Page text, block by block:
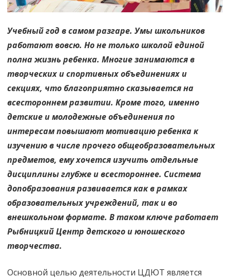
Учебный год в самом разгаре. Умы школьников
работают вовсю. Но не только школой единой
полна жизнь ребенка. Многие занимаются в
творческих и спортивных объединениях и
секциях, что благоприятно сказывается на
всестороннем развитии. Кроме того, именно
детские и молодежные объединения по
интересам повышают мотивацию ребенка к
изучению в числе прочего общеобразовательных
предметов, ему хочется изучить отдельные
дисциплины глубже и всестороннее. Система
допобразования развивается как в рамках
образовательных учреждений, так и во
внешкольном формате. В таком ключе работает
Рыбницкий Центр детского и юношеского
творчества.
Основной целью деятельности ЦДЮТ является